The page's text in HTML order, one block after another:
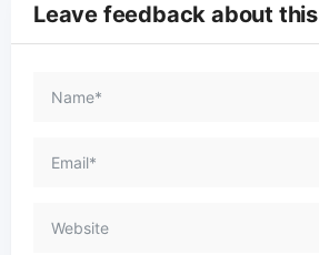
Leave feedback about this